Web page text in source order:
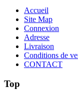
Accueil
Site Map
Connexion
Adresse
Livraison
Conditions de
CONTACT
Top